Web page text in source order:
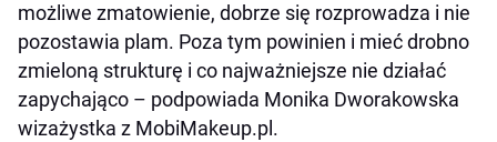
możliwe zmatowienie, dobrze się rozprowadza i nie
pozostawia plam. Poza tym powinien i mieć drobno
zmieloną strukturę i co najważniejsze nie działać
zapychająco – podpowiada Monika Dworakowska
wizażystka z MobiMakeup.pl.